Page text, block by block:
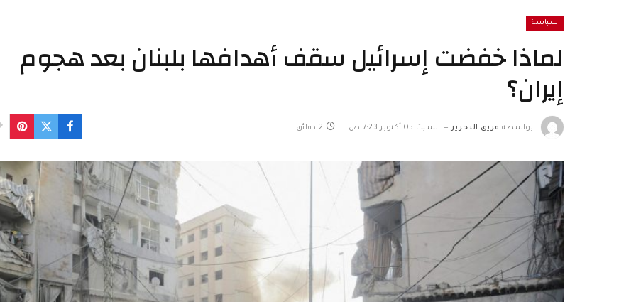
سياسة
لماذا خفضت إسرائيل سقف أهدافها بلبنان بعد هجوم
إيران؟
بواسطة فريق التحرير السبت 05 أكتوبر 7:23 ص 2 دقائق